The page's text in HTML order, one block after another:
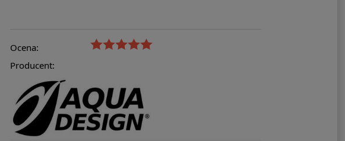
Ocena:
Producent: